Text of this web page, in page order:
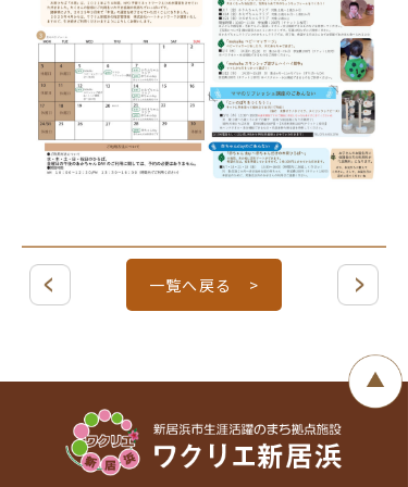
一覧へ戻る >